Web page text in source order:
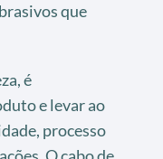
que
é
e levar ao
processo